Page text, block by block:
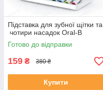
Підставка для зубної щітки та
чотири насадок Oral-B
Готово до відправки
159 ₴ 380 ₴
Купити